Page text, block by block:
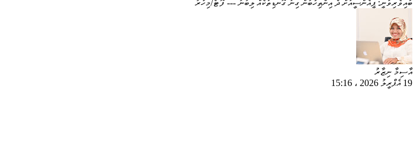
ބައިވެރިވަނީ: ޕީއެންސީއަށް ދެ އިންތިހާބުން ގިނަ ގޮނޑިތަކެއް ލިބުނު --- ފޮޓޯ/މިހާރު
އާސިމާ ނިޒާރު
19 އެޕްރީލު 2026
، 15:16